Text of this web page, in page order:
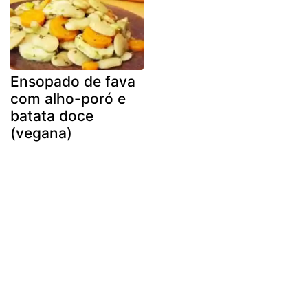
Ensopado de fava
com alho-poró e
batata doce
(vegana)